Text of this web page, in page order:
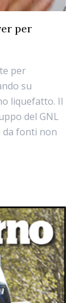
per
per
su
liquefatto. Il
del GNL
da fonti non